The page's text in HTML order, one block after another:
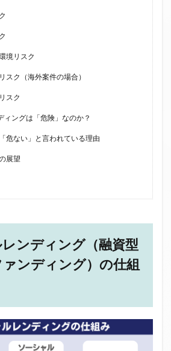
境リスク
スク（海外案件の場合）
スク
ィングは「危険」なのか？
危ない」と言われている理由
展望
ンディング（融資型
ンディング）の仕組